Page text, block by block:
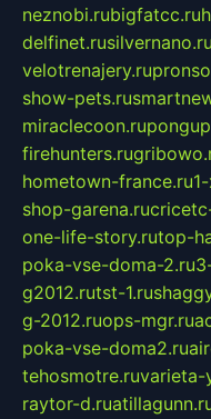
neznobi.rubigfatcc.ru
delfinet.rusilvernano.ru
velotrenajery.ru
show-pets.ru
miraclecoon.ru
firehunters.ru
hometown-france.ru
shop-garena.ru
one-life-story.rutop-
poka-vse-doma-2.ru
g2012.rutst-1.ru
g-2012.ruops-mgr.ru
poka-vse-doma2.ru
tehosmotre.ruvarieta-
raytor-d.ru